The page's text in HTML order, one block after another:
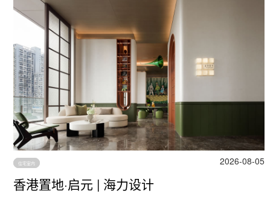
住宅室内 2026-08-05
香港置地·启元 | 海力设计